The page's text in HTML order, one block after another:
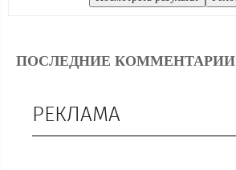
ПОСЛЕДНИЕ КОММЕНТАРИИ
РЕКЛАМА